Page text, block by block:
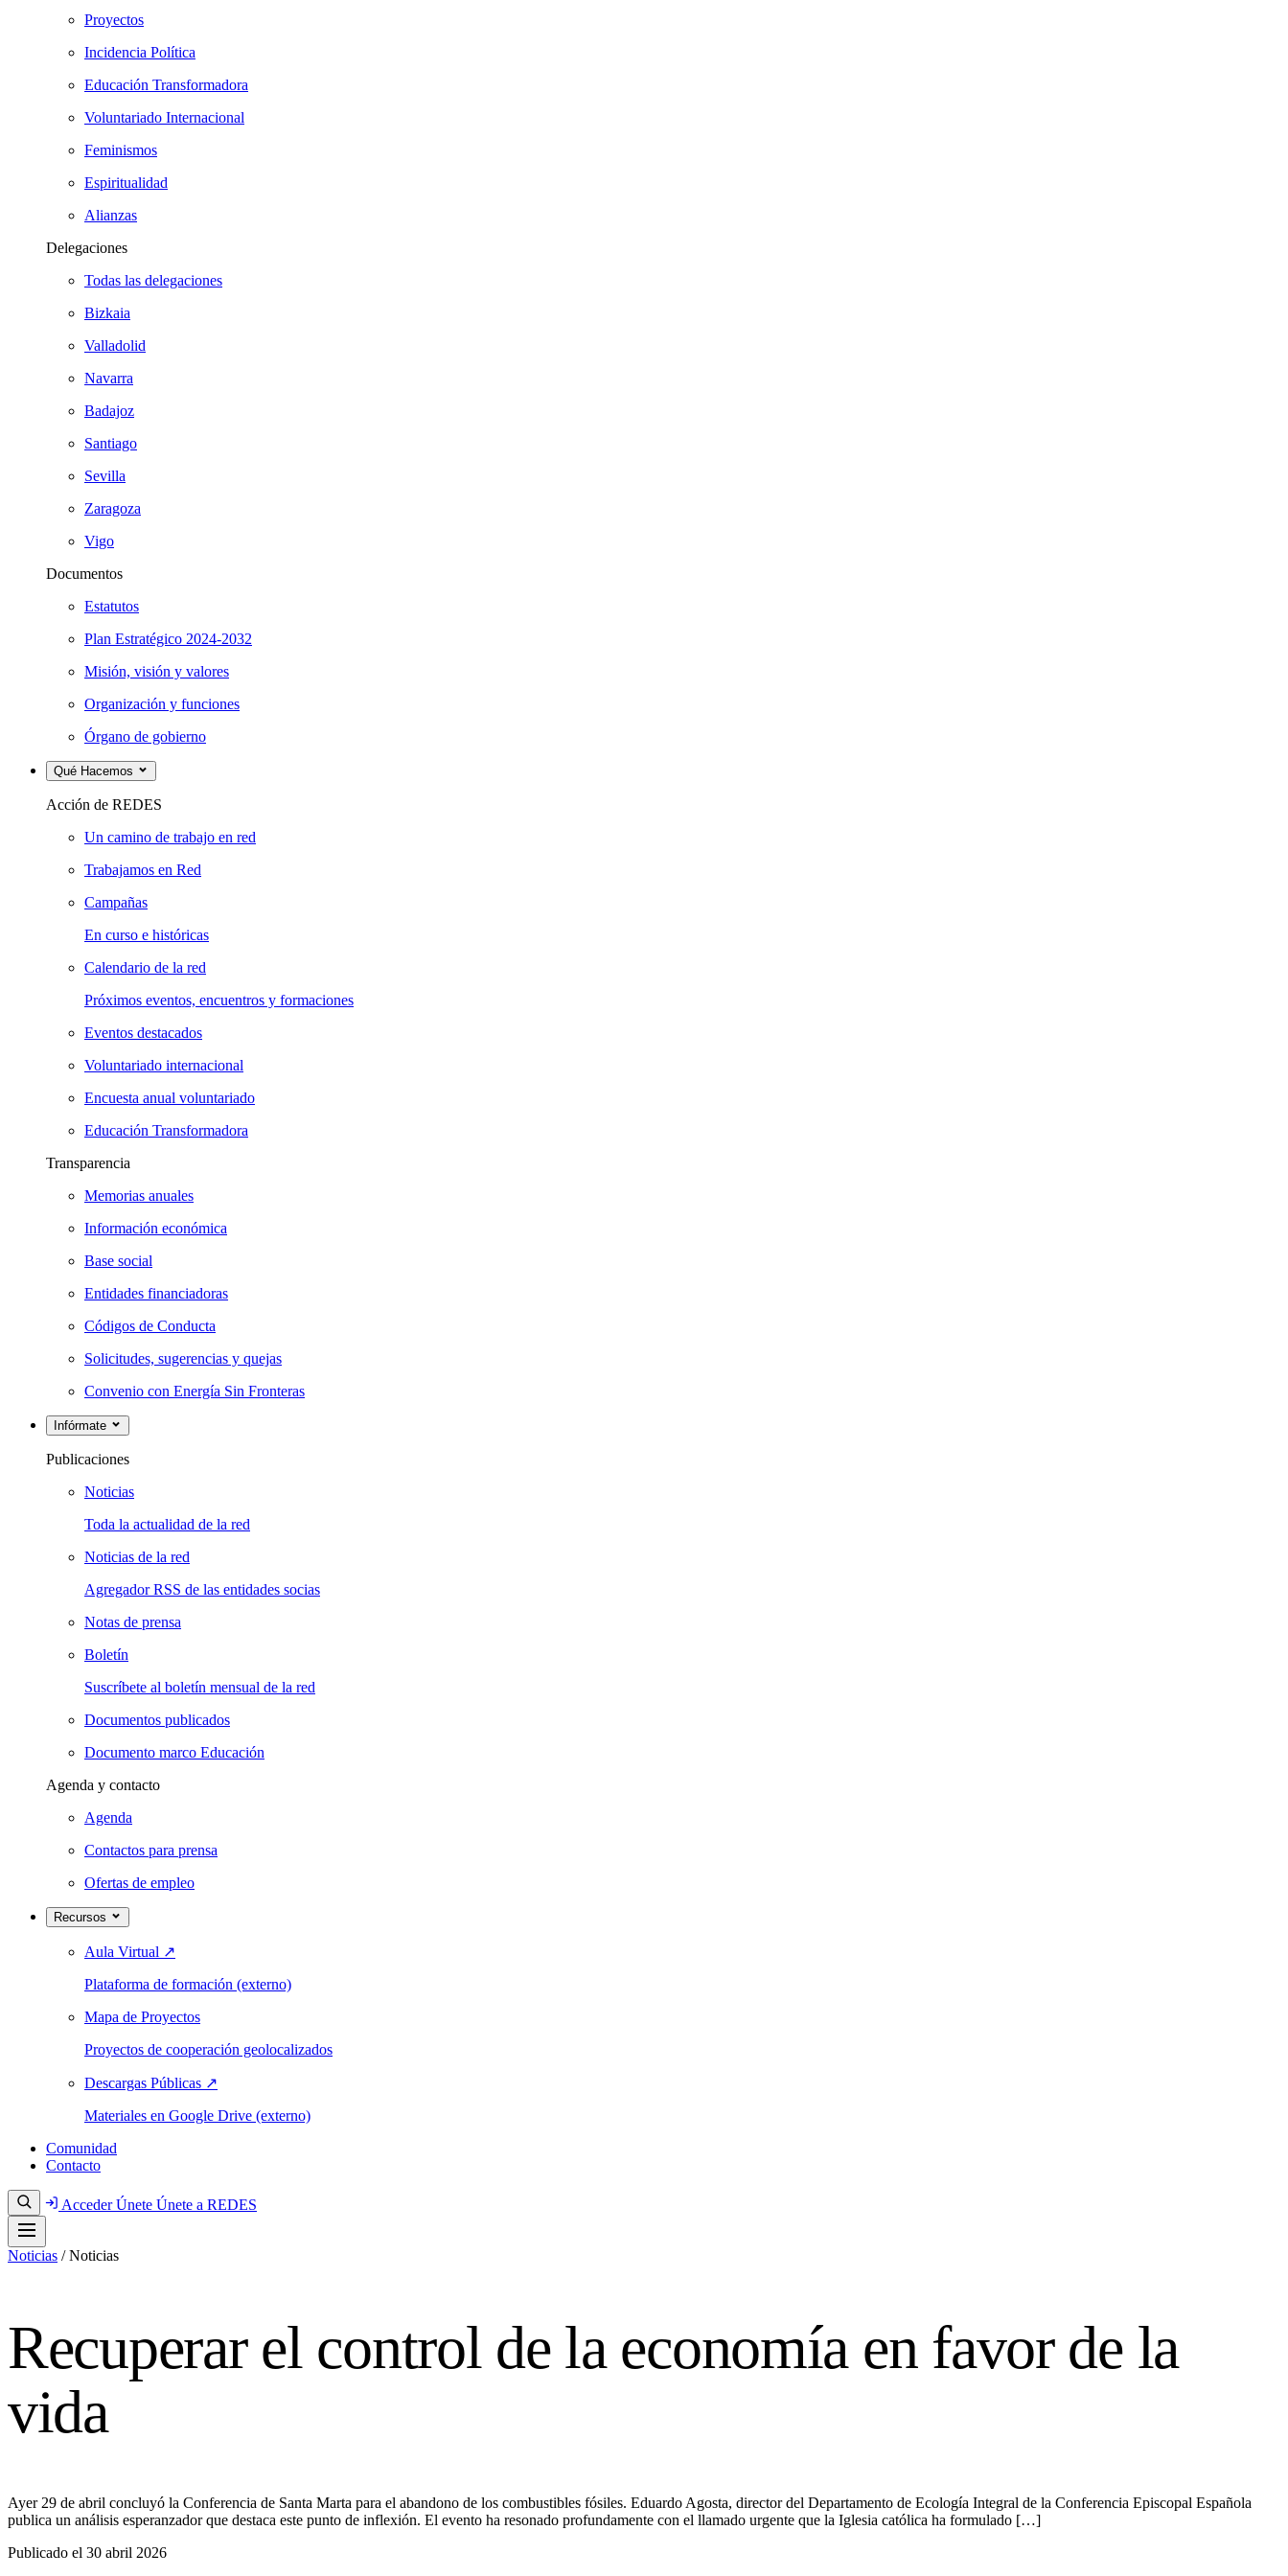
Proyectos
Incidencia Política
Educación Transformadora
Voluntariado Internacional
Feminismos
Espiritualidad
Alianzas
Delegaciones
Todas las delegaciones
Bizkaia
Valladolid
Navarra
Badajoz
Santiago
Sevilla
Zaragoza
Vigo
Documentos
Estatutos
Plan Estratégico 2024-2032
Misión, visión y valores
Organización y funciones
Órgano de gobierno
Qué Hacemos
Acción de REDES
Un camino de trabajo en red
Trabajamos en Red
Campañas
En curso e históricas
Calendario de la red
Próximos eventos, encuentros y formaciones
Eventos destacados
Voluntariado internacional
Encuesta anual voluntariado
Educación Transformadora
Transparencia
Memorias anuales
Información económica
Base social
Entidades financiadoras
Códigos de Conducta
Solicitudes, sugerencias y quejas
Convenio con Energía Sin Fronteras
Infórmate
Publicaciones
Noticias
Toda la actualidad de la red
Noticias de la red
Agregador RSS de las entidades socias
Notas de prensa
Boletín
Suscríbete al boletín mensual de la red
Documentos publicados
Documento marco Educación
Agenda y contacto
Agenda
Contactos para prensa
Ofertas de empleo
Recursos
Aula Virtual ↗
Plataforma de formación (externo)
Mapa de Proyectos
Proyectos de cooperación geolocalizados
Descargas Públicas ↗
Materiales en Google Drive (externo)
Comunidad
Contacto
AccederÚnete Únete a REDES
Noticias / Noticias
Recuperar el control de la economía en favor de la
vida
Ayer 29 de abril concluyó la Conferencia de Santa Marta para el abandono de los combustibles fósiles. Eduardo Agosta, director del Departamento de Ecología Integral de la Conferencia Episcopal Española
publica un análisis esperanzador que destaca este punto de inflexión. El evento ha resonado profundamente con el llamado urgente que la Iglesia católica ha formulado […]
Publicado el 30 abril 2026